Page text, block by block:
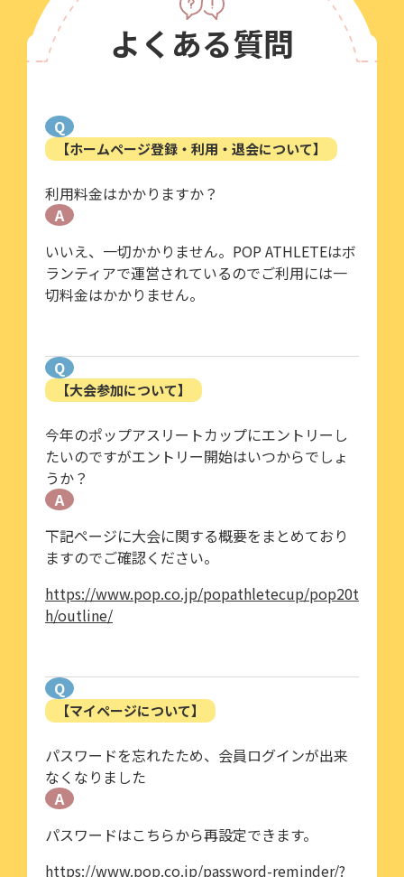
よくある質問
Q
【ホームページ登録・利用・退会について】
利用料金はかかりますか？
A
いいえ、一切かかりません。POP ATHLETEはボ
ランティアで運営されているのでご利用には一
切料金はかかりません。
Q
【大会参加について】
今年のポップアスリートカップにエントリーし
たいのですがエントリー開始はいつからでしょ
うか？
A
下記ページに大会に関する概要をまとめており
ますのでご確認ください。
https://www.pop.co.jp/popathletecup/pop20t
h/outline/
Q
【マイページについて】
パスワードを忘れたため、会員ログインが出来
なくなりました
A
パスワードはこちらから再設定できます。
https://www.pop.co.jp/password-reminder/?